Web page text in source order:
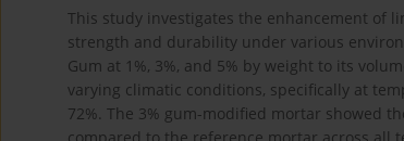
This study investigates the enhancement of
strength and durability under various
Gum at 1%, 3%, and 5% by weight to its
varying climatic conditions, specifically at
72%. The 3% gum-modified mortar showed